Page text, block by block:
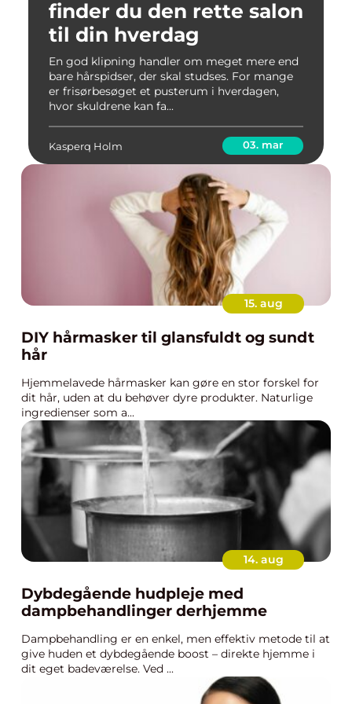
finder du den rette salon
til din hverdag
En god klipning handler om meget mere end
bare hårspidser, der skal studses. For mange
er frisørbesøget et pusterum i hverdagen,
hvor skuldrene kan fa...
Kasperq Holm 03. mar
15. aug
DIY hårmasker til glansfuldt og sundt
hår
Hjemmelavede hårmasker kan gøre en stor forskel for
dit hår, uden at du behøver dyre produkter. Naturlige
ingredienser som a...
14. aug
Dybdegående hudpleje med
dampbehandlinger derhjemme
Dampbehandling er en enkel, men effektiv metode til at
give huden et dybdegående boost – direkte hjemme i
dit eget badeværelse. Ved ...